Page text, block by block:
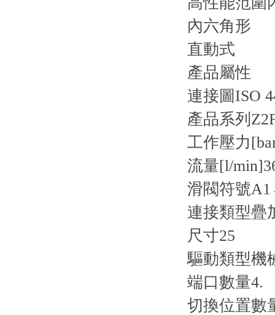
內六角形
直動式
產品屬性
連接圖ISO
產品系列
工作壓力
流量[l/min]
滑閥符號
連接類型疊
尺寸25
驅動類型機
端口數量4.
切換位置數